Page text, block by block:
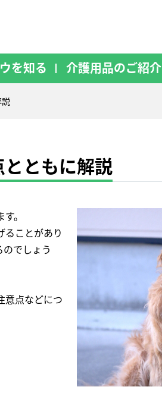
を知る 介護用品のご紹介
ともに解説
。
ることがあり
でしょう
意点などにつ